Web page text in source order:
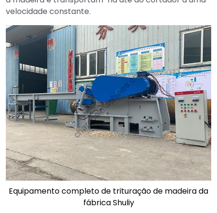
velocidade constante.
Equipamento completo de trituração de madeira da
fábrica Shuliy